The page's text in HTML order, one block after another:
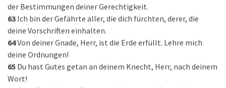
der Bestimmungen deiner Gerechtigkeit.
63 Ich bin der Gefährte aller, die dich fürchten, derer, die
deine Vorschriften einhalten.
64Von deiner Gnade, Herr, ist die Erde erfüllt. Lehre mich
deine Ordnungen!
65 Du hast Gutes getan an deinem Knecht, Herr, nach deinem
Wort!